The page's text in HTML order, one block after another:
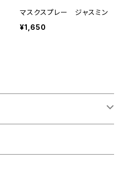
マスクスプレー ジャスミン
¥1,650